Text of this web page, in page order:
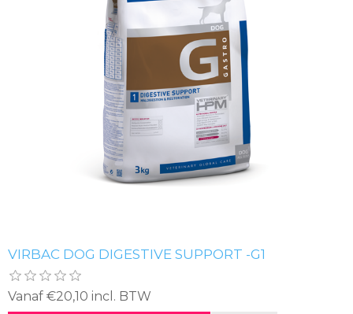
VIRBAC DOG DIGESTIVE SUPPORT -G1
Vanaf €20,10 incl. BTW